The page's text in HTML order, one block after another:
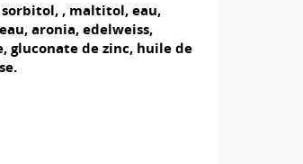
, maltitol, eau,
aronia, edelweiss,
gluconate de zinc, huile de